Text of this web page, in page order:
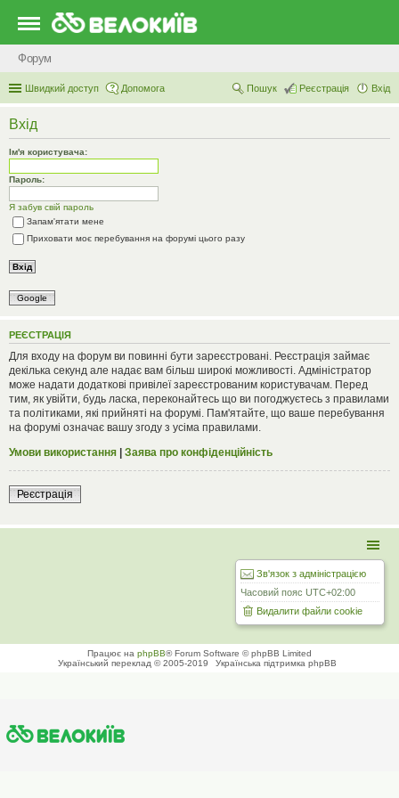
Форум
Швидкий доступ Допомога Вхід
Реєстрація
Пошук
Вхід
Ім'я користувача:
Пароль:
Я забув свій пароль
Запам'ятати мене
Приховати моє перебування на форумі цього разу
Google
РЕЄСТРАЦІЯ
Для входу на форум ви повинні бути зареєстровані. Реєстрація займає
декілька секунд але надає вам більш широкі можливості. Адміністратор
може надати додаткові привілеї зареєстрованим користувачам. Перед
тим, як увійти, будь ласка, переконайтесь що ви погоджуєтесь з правилами
та політиками, які прийняті на форумі. Пам'ятайте, що ваше перебування
на форумі означає вашу згоду з усіма правилами.
Умови використання | Заява про конфіденційність
Реєстрація
Зв'язок з адміністрацією
Часовий пояс UTC+02:00
Видалити файли cookie
Працює на phpBB® Forum Software © phpBB Limited
Український переклад © 2005-2019
Українська підтримка phpBB